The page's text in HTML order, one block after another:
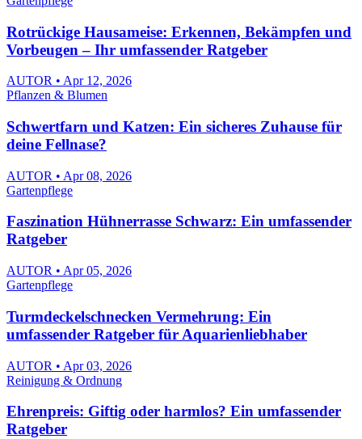
Rotrückige Hausameise: Erkennen, Bekämpfen und
Vorbeugen – Ihr umfassender Ratgeber
AUTOR • Apr 12, 2026
Pflanzen & Blumen
Schwertfarn und Katzen: Ein sicheres Zuhause für
deine Fellnase?
AUTOR • Apr 08, 2026
Gartenpflege
Faszination Hühnerrasse Schwarz: Ein umfassender
Ratgeber
AUTOR • Apr 05, 2026
Gartenpflege
Turmdeckelschnecken Vermehrung: Ein
umfassender Ratgeber für Aquarienliebhaber
AUTOR • Apr 03, 2026
Reinigung & Ordnung
Ehrenpreis: Giftig oder harmlos? Ein umfassender
Ratgeber